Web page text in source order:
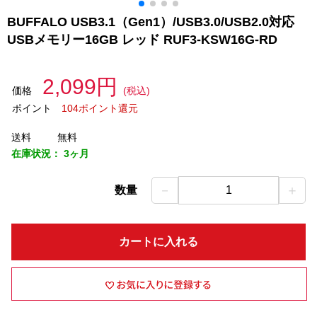
BUFFALO USB3.1（Gen1）/USB3.0/USB2.0対応
USBメモリー16GB レッド RUF3-KSW16G-RD
価格 2,099円
(税込)
ポイント
104ポイント還元
送料
無料
在庫状況： 3ヶ月
数量 － 1 ＋
カートに入れる